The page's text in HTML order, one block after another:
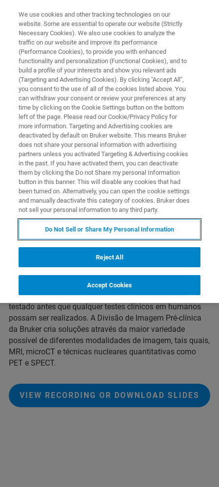
PRECLINICAL IMAGING (PCI) WEBINAR
Estudos Pré-clínicos por
Imagens
Mais uma Ferramenta no Processo de
Pesquisa Farmacêutica.
Assim que uma molécula candidata a medicamento é
identificada e testada para sua eficácia inicial in vitro, o
próximo passo é a realização de testes de eficácia e de
segurança em animais, normalmente utilizando-se
roedores, tais como camundongos e ratos. Esses teste
fornecem informações que podem descrever a eficácia,
biodistribuição, toxicidade e especificidade do agente
testado antes que qualquer testes clínicos em humanos
possam ser realizados. A Divisão de Imagem Pré-clínica
da Bruker cria soluções através da maior variedade
possível de diferentes modalidades de imagem, tais quais,
MRI, microCT e técnicas nucleares quantitativas como
PET e SPECT.
VIEW RECORDING OR DOWNLOAD SLIDES
We use cookies and other tracking technologies on our
website. Some are essential to operate our website (Strictly
Necessary Cookies). We also use cookies to analyze the
traffic on our website and improve its performance
(Performance Cookies), to provide you with enhanced
functionality and personalization (Functional Cookies), and to
build a profile of your interests and show you relevant ads
(Targeting and Advertising Cookies). By clicking "Accept All",
you consent to the use of all of the cookies listed above. You
can withdraw your consent or review your preferences at any
time by clicking on the Cookie Settings button on the bottom
left of the page. Please read our Cookie/Privacy Policy for
more information. Targeting and Advertising cookies are
deactivated by default on Bruker website. This means Bruker
does not share your personal information with advertising
partners unless you activated Targeting & Advertising cookies
in the past. If you have activated them, you can deactivate
them by clicking the Do not Share my personal Information
button in this banner. This will disable any cookies that had
been turned on. Alternatively, you can open the cookie settings
and manually deactivate this category of cookies. Bruker does
not sell your personal information to any third party.
Do Not Sell or Share My Personal Information
Reject All
Accept Cookies